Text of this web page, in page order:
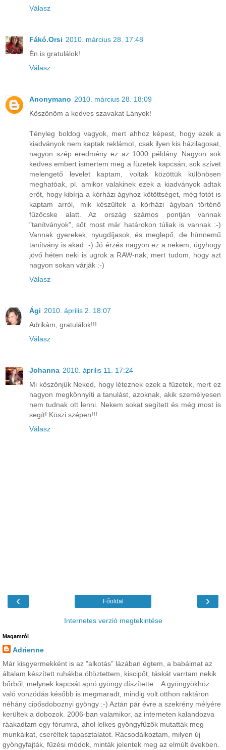
Válasz
Fákó.Orsi 2010. március 28. 17:48
Én is gratulálok!
Válasz
Anonymano 2010. március 28. 18:09
Köszönöm a kedves szavakat Lányok!
Tényleg boldog vagyok, mert ahhoz képest, hogy ezek a
kiadványok nem kaptak reklámot, csak ilyen kis házilagosat,
nagyon szép eredmény ez az 1000 példány. Nagyon sok
kedves embert ismertem meg a füzetek kapcsán, sok szívet
melengető levelet kaptam, voltak közöttük különösen
meghatóak, pl. amikor valakinek ezek a kiadványok adtak
erőt, hogy kibírja a kórházi ágyhoz kötöttséget, még fotót is
kaptam arról, mik készültek a kórházi ágyban történő
fűzőcske alatt. Az ország számos pontján vannak
"tanítványok", sőt most már határokon túliak is vannak :-)
Vannak gyerekek, nyugdíjasok, és meglepő, de hímnemű
tanítvány is akad :-) Jó érzés nagyon ez a nekem, úgyhogy
jövő héten neki is ugrok a RAW-nak, mert tudom, hogy azt
nagyon sokan várják :-)
Válasz
Ági 2010. április 2. 18:07
Adrikám, gratulálok!!!
Válasz
Johanna 2010. április 11. 17:24
Mi köszönjük Neked, hogy léteznek ezek a füzetek, mert ez
nagyon megkönnyíti a tanulást, azoknak, akik személyesen
nem tudnak ott lenni. Nekem sokat segített és még most is
segít! Köszi szépen!!!
Válasz
‹ ›
Főoldal
Internetes verzió megtekintése
Magamról
Adrienne
Már kisgyermekként is az "alkotás" lázában égtem, a babáimat az
általam készített ruhákba öltöztettem, kiscipőt, táskát varrtam nekik
bőrből, melynek kapcsát apró gyöngy díszítette... A gyöngyökhöz
való vonzódás később is megmaradt, mindig volt otthon raktáron
néhány cipősdoboznyi gyöngy :-) Aztán pár évre a szekrény mélyére
kerültek a dobozok. 2006-ban valamikor, az interneten kalandozva
ráakadtam egy fórumra, ahol lelkes gyöngyfűzők mutatták meg
munkáikat, cseréltek tapasztalatot. Rácsodálkoztam, milyen új
gyöngyfajták, fűzési módok, minták jelentek meg az elmúlt években.